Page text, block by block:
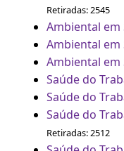
Retiradas: 2545
Ambiental em
Ambiental em
Ambiental em
Saúde do
Saúde do
Saúde do
Retiradas: 2512